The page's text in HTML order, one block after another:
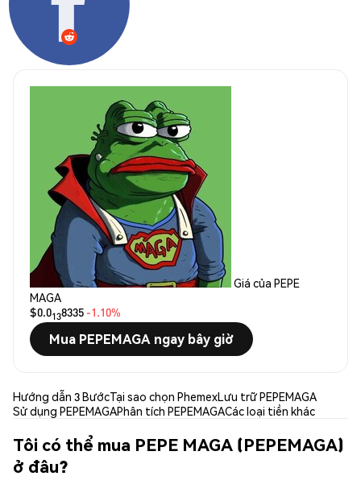
Giá của PEPE
MAGA
$0.0138335 -1.10%
Mua PEPEMAGA ngay bây giờ
Hướng dẫn 3 BướcTại sao chọn PhemexLưu trữ PEPEMAGA
Sử dụng PEPEMAGAPhân tích PEPEMAGACác loại tiền khác
Tôi có thể mua PEPE MAGA (PEPEMAGA)
ở đâu?